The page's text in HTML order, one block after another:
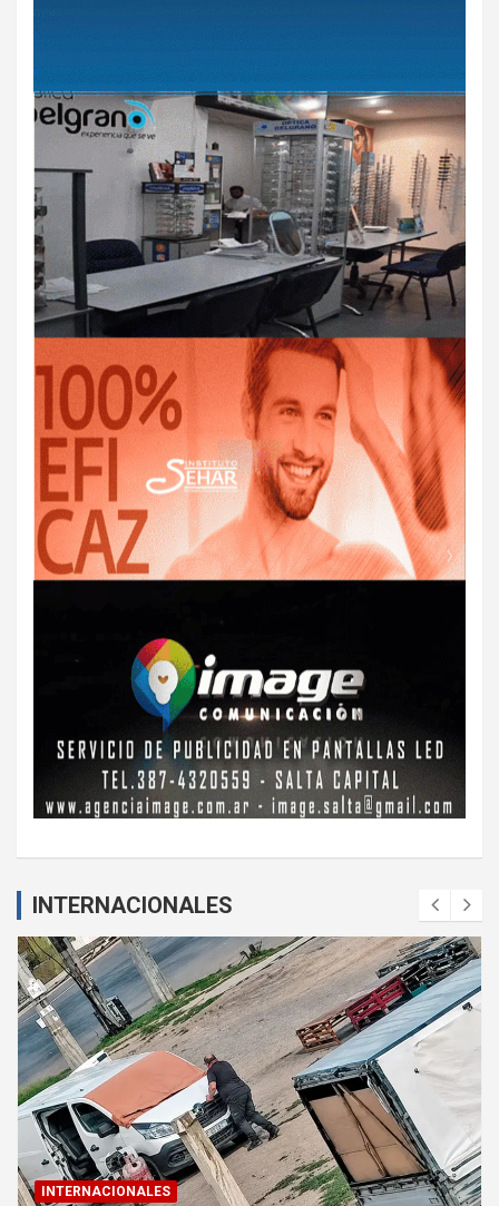
INTERNACIONALES
INTERNACIONALES